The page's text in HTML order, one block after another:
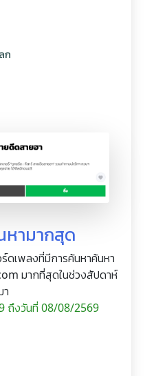
ก
หามากสุด
ดเพลงที่มีการค้นหาค้นหา
มากที่สุดในช่วงสัปดาห์
า
ถึงวันที่ 08/08/2569